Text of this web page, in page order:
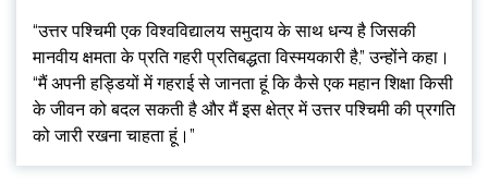
“उत्तर पश्चिमी एक विश्वविद्यालय समुदाय के साथ धन्य है जिसकी
मानवीय क्षमता के प्रति गहरी प्रतिबद्धता विस्मयकारी है,” उन्होंने कहा।
“मैं अपनी हड्डियों में गहराई से जानता हूं कि कैसे एक महान शिक्षा किसी
के जीवन को बदल सकती है और मैं इस क्षेत्र में उत्तर पश्चिमी की प्रगति
को जारी रखना चाहता हूं।”